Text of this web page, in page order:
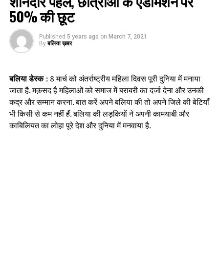
50% की छूट
Published 5 years ago on March 7, 2021
By बलिया ख़बर
बलिया डेस्क :8 मार्च को अंतर्राष्ट्रीय महिला दिवस पूरी दुनिया में मनाया
जाता है. मक़सद है महिलाओं को समाज में बराबरी का दर्जा देना और उनकी
कद्र और सम्मान करना. बात करें अपने बलिया की तो अपने जिले की बेटियाँ
भी किसी से कम नहीं हैं. बलिया की लड़कियों ने अपनी कामयाबी और
काबिलियत का लोहा पूरे देश और दुनिया में मनवाया है.